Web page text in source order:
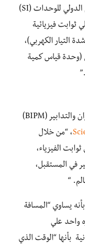
ومن بين الوحدات الأساسية السبع للنظام الدولي للوحدات (SI)
ثوابت فيزيائية
التيار الكهربي)،
(وحدة قياس كمية
يقول المدير الفخري للمكتب الدولي للأوزان والتدابير (BIPM)
، “من خلال
الفيزياء،
في المستقبل،
“
يساوي “المسافة
واحد علي
بأنها “الوقت الذي